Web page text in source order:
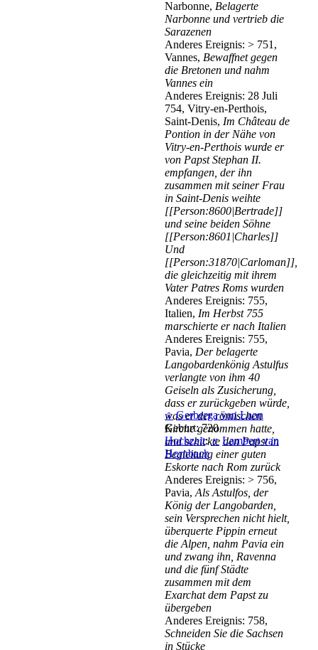
Narbonne, Belagerte
Narbonne und vertrieb die
Sarazenen
Anderes Ereignis: > 751,
Vannes, Bewaffnet gegen
die Bretonen und nahm
Vannes ein
Anderes Ereignis: 28 Juli
754, Vitry-en-Perthois,
Saint-Denis, Im Château de
Pontion in der Nähe von
Vitry-en-Perthois wurde er
von Papst Stephan II.
empfangen, der ihn
zusammen mit seiner Frau
in Saint-Denis weihte
[[Person:8600|Bertrade]]
und seine beiden Söhne
[[Person:8601|Charles]]
Und
[[Person:31870|Carloman]],
die gleichzeitig mit ihrem
Vater Patres Roms wurden
Anderes Ereignis: 755,
Italien, Im Herbst 755
marschierte er nach Italien
Anderes Ereignis: 755,
Pavia, Der belagerte
Langobardenkönig Astulfus
verlangte von ihm 40
Geiseln als Zusicherung,
dass er zurückgeben würde,
was er der römischen
Kirche genommen hatte,
und schickte den Papst in
Begleitung einer guten
Eskorte nach Rom zurück
Anderes Ereignis: > 756,
Pavia, Als Astulfos, der
König der Langobarden,
sein Versprechen nicht hielt,
überquerte Pippin erneut
die Alpen, nahm Pavia ein
und zwang ihn, Ravenna
und die fünf Städte
zusammen mit dem
Exarchat dem Papst zu
übergeben
Anderes Ereignis: 758,
Schneiden Sie die Sachsen
in Stücke
♀ Gerberga van Laon
Geburt: 720
Hochzeit:♂ Lambert van
Hornbach